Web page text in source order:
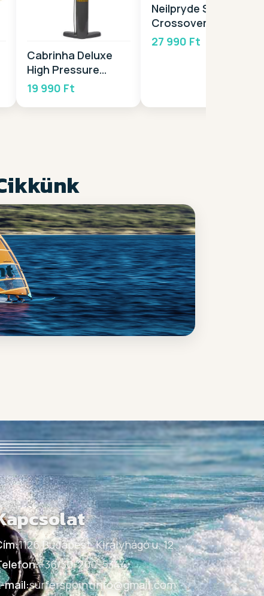
Cabrinha Deluxe
High Pressure
Pump 2025
19 990 Ft
Neilpryde SS
Crossover
SpreaderBarEZ
27 990 Ft
1126 Budapest, Királyhágó u. 12.
+36/30-200-5344
mail:surferspointinfo@gmail.com